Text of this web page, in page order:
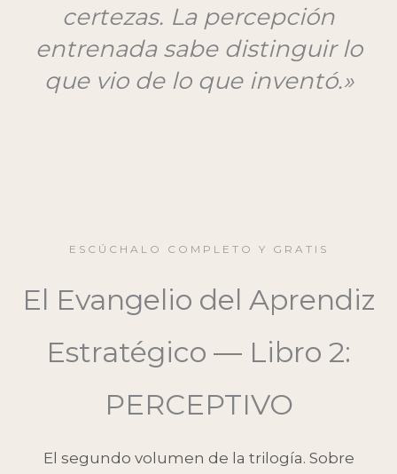
certezas. La percepción
entrenada sabe distinguir lo
que vio de lo que inventó.»
ESCÚCHALO COMPLETO Y GRATIS
El Evangelio del Aprendiz
Estratégico — Libro 2:
PERCEPTIVO
El segundo volumen de la trilogía. Sobre